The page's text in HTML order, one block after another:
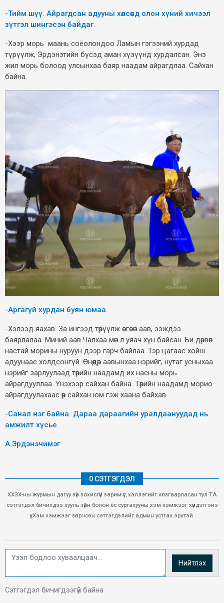
-Тийм шүү. Айрагдсан адууны хөлсөнд олон хүний хичээл
зүтгэл шингэсэн байдаг.
-Хээр морь маань соёолондоо Ламын гэгээний хурдад
түрүүлж, Эрдэнэтийн бүсэд аман хүзүүнд хурдалсан. Энэ
жил морь болоод улсынхаа баяр наадам айрагдлаа. Сайхан
байна.
-Аргагүй хурдан буян юмаа.
-Хэлээд яахав. За ингээд төрүүлж өсгөсөн аав, ээждээ
баярлалаа. Миний аав Чалхаа мөн л уяач хүн байсан. Би дөрвөн
настай морины нуруун дээр гарч байлаа. Тэр цагаас хойш
адуунаас холдсонгүй. Өнөөдөр аавынхаа нэрийг, нутаг усныхаа
нэрийг зарлуулаад төрийн наадамд их насны морь
айрагдууллаа. Үнэхээр сайхан байна. Төрийн наадамд морио
айрагдуулахаас өөр сайхан юм гэж хаана байхав.
-Санал нэг байна. Дараа дараагийн уралдаануудад нь
амжилт хүсье.
А.Эрдэнэчимэг
0 СЭТГЭГДЭЛ
ХХЗХ-ны журмын дагуу зүй зохисгүй зарим үг, хэллэгийг хязгаарласан тул ТА
сэтгэгдэл бичихдээ хууль зүйн болон ёс суртахууны хэм хэмжээг хүндэтгэнэ
үү. Хэм хэмжээг зөрчсөн сэтгэгдэлийг админ устгах эрхтэй.
Нийтлэх
Сэтгэгдэл бичигдээгүй байна